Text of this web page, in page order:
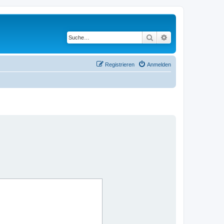
Suche
Anmelden
Registrieren